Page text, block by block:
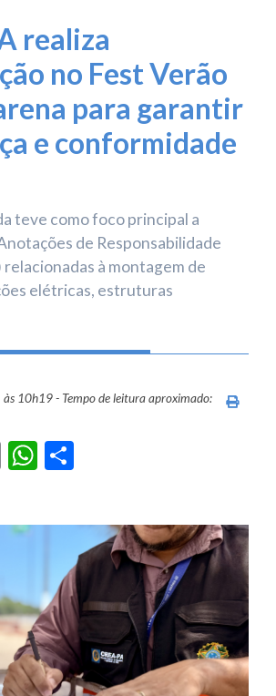
realiza
no Fest Verão
para garantir
e conformidade
teve como foco principal a
de Responsabilidade
relacionadas à montagem de
elétricas, estruturas
10h19 - Tempo de leitura aproximado:
EmailWhatsApp